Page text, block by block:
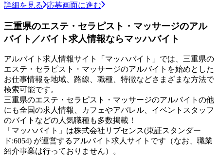
詳細を見る
応募画面に進む
三重県のエステ・セラピスト・マッサージのアル
バイト／バイト求人情報ならマッハバイト
アルバイト求人情報サイト「マッハバイト」では、三重県の
エステ・セラピスト・マッサージのアルバイトを始めとした
お仕事情報を地域、路線、職種、特徴などさまざまな方法で
検索可能です。
三重県のエステ・セラピスト・マッサージのアルバイトの他
にも全国の求人情報、カフェやアパレル、イベントスタッフ
のバイトなどの人気職種も多数掲載！
「マッハバイト」は株式会社リブセンス(東証スタンダー
ド:6054) が運営するアルバイト求人サイトです（なお、職業
紹介事業は行っておりません）。